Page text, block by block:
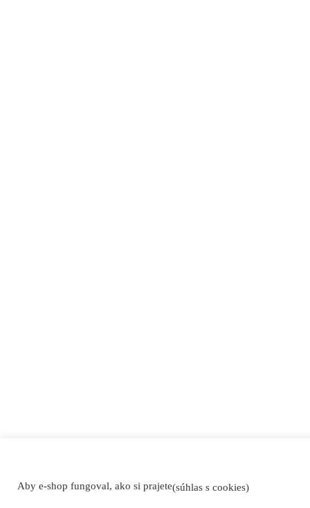
Aby e-shop fungoval, ako si prajete(súhlas s cookies)